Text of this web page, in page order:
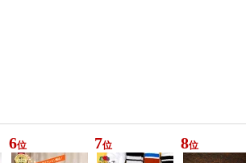
6位 7位 8位